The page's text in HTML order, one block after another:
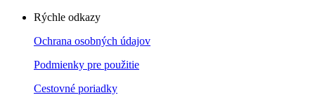
Rýchle odkazy
Ochrana osobných údajov
Podmienky pre použitie
Cestovné poriadky